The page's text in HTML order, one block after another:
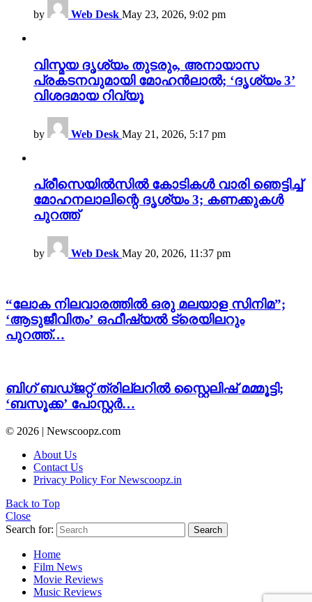
by Web Desk May 23, 2026, 9:02 pm
വിസ്മയ ദൃശ്യം തുടരും, അനായാസ
പ്രകടനവുമായി മോഹൻലാൽ; ‘ദൃശ്യം 3’
വിശദമായ റിവ്യൂ
by Web Desk May 21, 2026, 5:17 pm
പ്രീസെയിൽസിൽ കോടികൾ വാരി ഞെട്ടിച്ച്
മോഹനലാലിന്റെ ദൃശ്യം 3; കണക്കുകൾ
പുറത്ത്
by Web Desk May 20, 2026, 11:37 pm
“ലോക നിലവാരത്തിൽ ഒരു മലയാള സിനിമ”;
‘ആടുജീവിതം’ ഒഫീഷ്യൽ ട്രെയിലറും
പുറത്ത്…
ബിഗ് ബഡ്ജറ്റ് ത്രില്ലറിൽ സ്റ്റൈലിഷ് മമ്മൂട്ടി;
‘ബസൂക്ക’ പോസ്റ്റർ…
© 2026 | Newscoopz.com
About Us
Contact Us
Privacy Policy For Newscoopz.in
Back to Top
Close
Search for:
Search
Home
Film News
Movie Reviews
Music Reviews